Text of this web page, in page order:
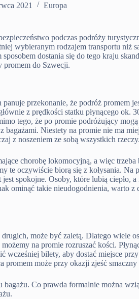
2021 Europa
podczas podróży
wybieranym rodzajem transportu niż
sposobem dostania się do tego kraju
promem do Szwecji.
przekonanie, że podróż promem
z prędkości statku płynącego ok.
tego, że po promie podróżujący
bagażami. Niestety na promie nie ma
z noszeniem ze sobą wszystkich rzeczy.
chorobę lokomocyjną, a więc
te oczywiście biorą się z kołysania. Na
spokojne. Osoby, które lubią ciepło,
ominąć takie nieudogodnienia, warto
może być zaletą. Dlatego wiele
na promie rozruszać kości.
bilety, aby dostać miejsce
promem może przy okazji zjeść smaczny
bagażu. Co prawda formalnie można